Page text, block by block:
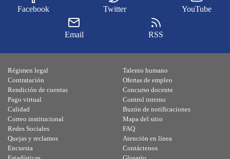
Facebook Twitter YouTube
Email RSS
Régimen legal
Contratación
Rendición de cuentas
Pago virtual
Calidad
Talento humano
Ofertas de empleo
Concurso docente
Control interno
Buzón de notificaciones
Correo institucional
Redes Sociales
Quejas y reclamos
Encuesta
Mapa del sitio
FAQ
Atención en línea
Contáctenos